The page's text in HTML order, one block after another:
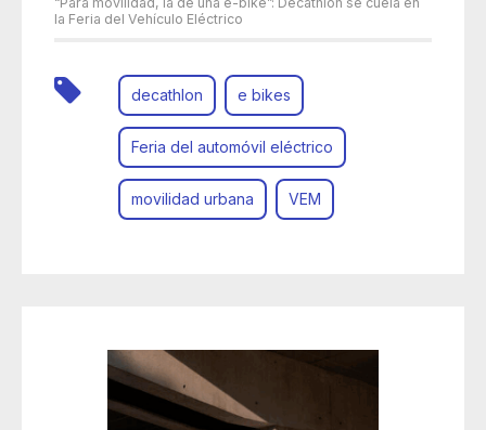
la Feria del Vehículo Eléctrico
decathlon e bikes
Feria del automóvil eléctrico
movilidad urbana VEM